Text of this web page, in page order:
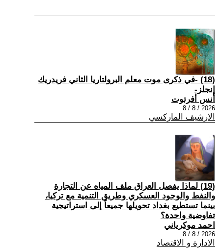
(18) -في ذكرى موت معلم البرولتاريا الثاني فريدريك
إنجلز-
أنس أفرتوت
2026 / 8 / 8
الارشيف الماركسي
(19) لماذا يفصل العراق ملف المياه عن التجارة
والنفط والوجود العسكري وطريق التنمية مع تركيا،
بينما تستطيع بغداد تحويلها جميعاً إلى استراتيجية
تفاوضية واحدة؟
احمد موكرياني
2026 / 8 / 8
الادارة و الاقتصاد